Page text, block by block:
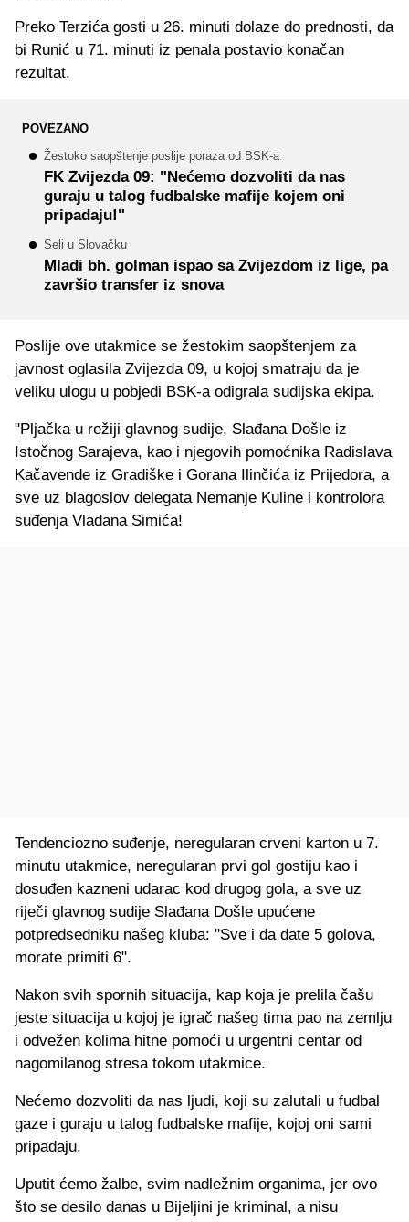
Preko Terzića gosti u 26. minuti dolaze do prednosti, da
bi Runić u 71. minuti iz penala postavio konačan
rezultat.
POVEZANO
Žestoko saopštenje poslije poraza od BSK-a
FK Zvijezda 09: "Nećemo dozvoliti da nas
guraju u talog fudbalske mafije kojem oni
pripadaju!"
Seli u Slovačku
Mladi bh. golman ispao sa Zvijezdom iz lige, pa
završio transfer iz snova
Poslije ove utakmice se žestokim saopštenjem za
javnost oglasila Zvijezda 09, u kojoj smatraju da je
veliku ulogu u pobjedi BSK-a odigrala sudijska ekipa.
"Pljačka u režiji glavnog sudije, Slađana Došle iz
Istočnog Sarajeva, kao i njegovih pomoćnika Radislava
Kačavende iz Gradiške i Gorana Ilinčića iz Prijedora, a
sve uz blagoslov delegata Nemanje Kuline i kontrolora
suđenja Vladana Simića!
Tendenciozno suđenje, neregularan crveni karton u 7.
minutu utakmice, neregularan prvi gol gostiju kao i
dosuđen kazneni udarac kod drugog gola, a sve uz
riječi glavnog sudije Slađana Došle upućene
potpredsedniku našeg kluba: "Sve i da date 5 golova,
morate primiti 6".
Nakon svih spornih situacija, kap koja je prelila čašu
jeste situacija u kojoj je igrač našeg tima pao na zemlju
i odvežen kolima hitne pomoći u urgentni centar od
nagomilanog stresa tokom utakmice.
Nećemo dozvoliti da nas ljudi, koji su zalutali u fudbal
gaze i guraju u talog fudbalske mafije, kojoj oni sami
pripadaju.
Uputit ćemo žalbe, svim nadležnim organima, jer ovo
što se desilo danas u Bijeljini je kriminal, a nisu